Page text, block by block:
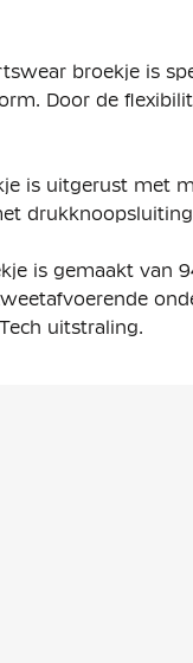
broekje is
Door de
is uitgerust met
is gemaakt van
uitstraling.